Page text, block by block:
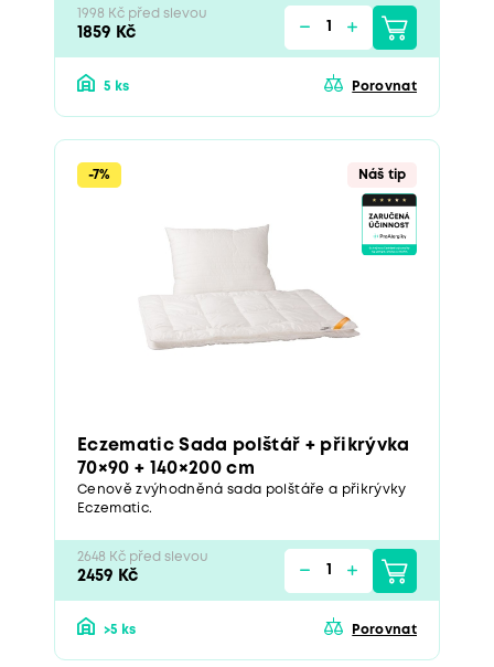
1998 Kč před slevou
1859 Kč
5 ks Porovnat
-7% Náš tip
Eczematic Sada polštář + přikrývka
70×90 + 140×200 cm
Cenově zvýhodněná sada polštáře a přikrývky
Eczematic.
2648 Kč před slevou
2459 Kč
>5 ks Porovnat